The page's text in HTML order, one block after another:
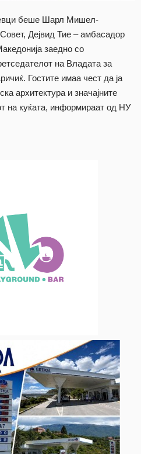
беше Шарл Мишел-
Дејвид Тие – амбасадор
заедно со
на Владата за
Гостите имаа чест да ја
архитектура и значајните
на куќата, информираат од НУ